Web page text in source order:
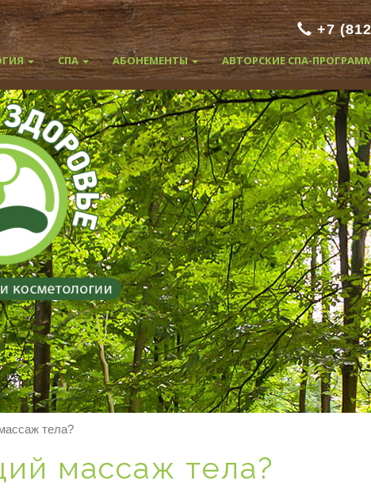
+7
СПА АБОНЕМЕНТЫ АВТОРСКИЕ СПА-
тела?
массаж тела?